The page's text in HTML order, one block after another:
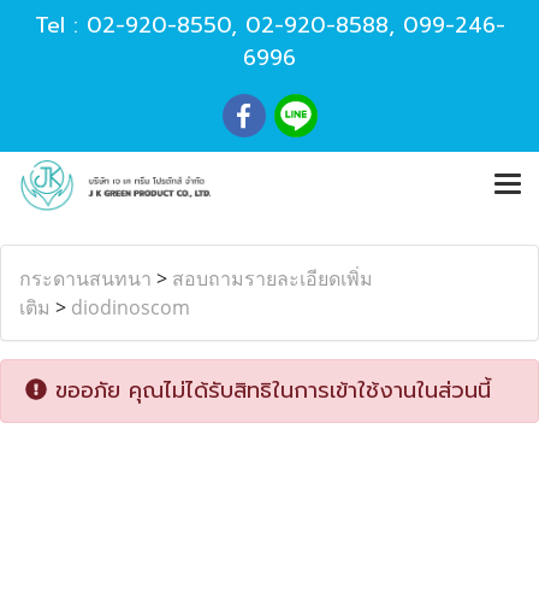
Tel : 02-920-8550, 02-920-8588, 099-246-
6996
กระดานสนทนา > สอบถามรายละเอียดเพิ่ม
เติม > diodinoscom
ขออภัย คุณไม่ได้รับสิทธิในการเข้าใช้งานในส่วนนี้